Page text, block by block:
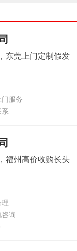
东莞上门定制假发
服务
福州高价收购长头
询